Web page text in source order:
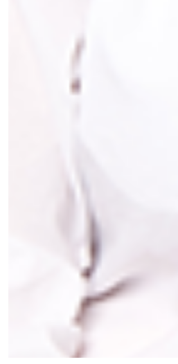
Kontakt
Dein Vorteil - Der Widerrufsverzicht